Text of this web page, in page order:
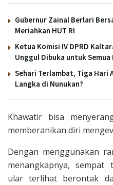
Gubernur Zainal Berlari
Meriahkan HUT RI
Ketua Komisi IV DPRD
Unggul Dibuka untuk Semua
Sehari Terlambat, Tiga Hari
Langka di Nunukan?
Khawatir bisa
memberanikan diri
Dengan menggunakan
menangkapnya, sempat
ular terlihat berontak